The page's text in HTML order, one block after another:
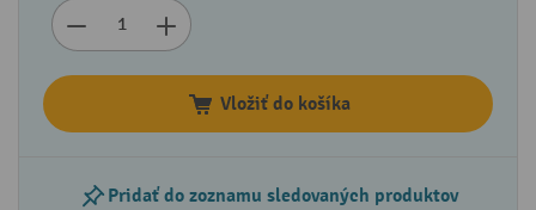
Vložiť do košíka
Pridať do zoznamu sledovaných produktov